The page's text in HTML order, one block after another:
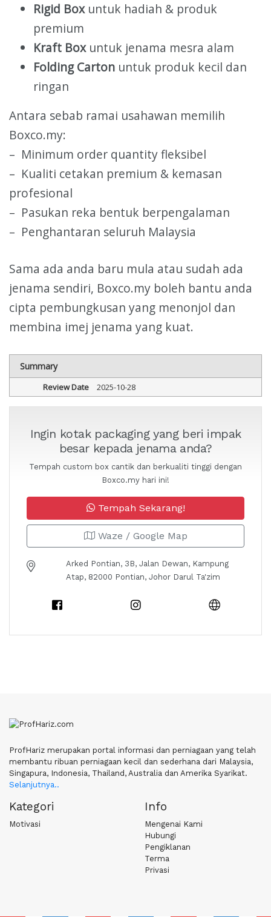
Rigid Boxuntuk hadiah & produk
premium
Kraft Boxuntuk jenama mesra alam
Folding Carton untuk produk kecil dan
ringan
Antara sebab ramai usahawan memilih
Boxco.my:
– Minimum order quantity fleksibel
– Kualiti cetakan premium & kemasan
profesional
– Pasukan reka bentuk berpengalaman
– Penghantaran seluruh Malaysia
Sama ada anda baru mula atau sudah ada
jenama sendiri, Boxco.my boleh bantu anda
cipta pembungkusan yang menonjol dan
membina imej jenama yang kuat.
Summary
Review Date 2025-10-28
Ingin kotak packaging yang beri impak
besar kepada jenama anda?
Tempah custom box cantik dan berkualiti tinggi dengan
Boxco.my hari ini!
Tempah Sekarang!
Waze / Google Map
Arked Pontian, 3B, Jalan Dewan, Kampung
Atap, 82000 Pontian, Johor Darul Ta'zim
ProfHariz merupakan portal informasi dan perniagaan yang telah
membantu ribuan perniagaan kecil dan sederhana dari Malaysia,
Singapura, Indonesia, Thailand, Australia dan Amerika Syarikat.
Selanjutnya..
Kategori
Motivasi
Info
Mengenai Kami
Hubungi
Pengiklanan
Terma
Privasi